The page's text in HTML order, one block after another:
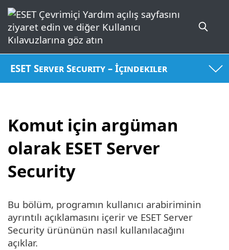
ESET Server Security – İçindekiler
Komut için argüman
olarak ESET Server
Security
Bu bölüm, programın kullanıcı arabiriminin
ayrıntılı açıklamasını içerir ve ESET Server
Security ürününün nasıl kullanılacağını
açıklar.